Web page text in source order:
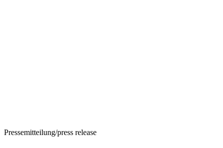
Pressemitteilung/press release